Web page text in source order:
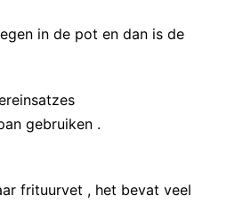
in de pot en dan is de
gebruiken .
frituurvet , het bevat veel